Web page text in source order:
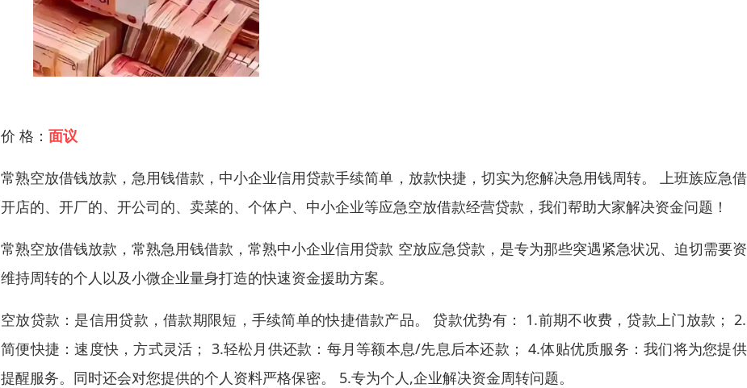
价 格： 面议
常熟空放借钱放款，急用钱借款，中小企业信用贷款手续简单，放款快捷，切实为您解决急用钱周转。 上班族应急
开店的、开厂的、开公司的、卖菜的、个体户、中小企业等应急空放借款经营贷款，我们帮助大家解决资金问题！
常熟空放借钱放款，常熟急用钱借款，常熟中小企业信用贷款 空放应急贷款，是专为那些突遇紧急状况、迫切需要
维持周转的个人以及小微企业量身打造的快速资金援助方案。
空放贷款：是信用贷款，借款期限短，手续简单的快捷借款产品。 贷款优势有： 1.前期不收费，贷款上门放款；
简便快捷：速度快，方式灵活； 3.轻松月供还款：每月等额本息/先息后本还款； 4.体贴优质服务：我们将为您提
提醒服务。同时还会对您提供的个人资料严格保密。 5.专为个人,企业解决资金周转问题。